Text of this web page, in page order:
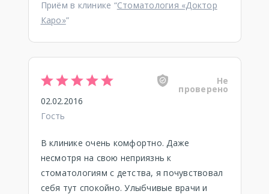
Приём в клинике “Стоматология «Доктор
Каро»”
Не
проверено
02.02.2016
Гость
В клинике очень комфортно. Даже
несмотря на свою неприязнь к
стоматологиям с детства, я почувствовал
себя тут спокойно. Улыбчивые врачи и